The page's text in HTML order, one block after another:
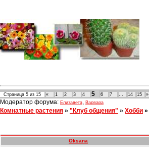
Страница 5 из 15 « 1 2 3 4 5 6 7 … 14 15 »
Модератор форума: Елизавета, Варвара
Комнатные растения » "Клуб общения" » Хобби »
Oksana